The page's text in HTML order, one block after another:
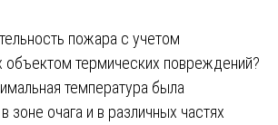
пожара с учетом
объектом термических повреждений?
температура была
зоне очага и в различных частях